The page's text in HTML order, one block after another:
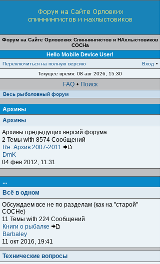
Форум на Сайте Орловских Спиннингистов и НАхлыстовиков
СОСНа
Hello Mobile Device User!
Переключиться на полную версию Вход •
Текущее время: 08 авг 2026, 15:30
FAQ • Поиск
Весь рыболовный форум
Архивы
Архивы
Архивы предыдущих версий форума
2 Темы with 8574 Сообщений
Re: Архив 2007-2011
DmK
04 фев 2012, 11:31
...
Всё в одном
Обсуждаем все не по разделам (как на "старой"
СОСНе)
11 Темы with 224 Сообщений
Книги о рыбалке
Barbaley
11 окт 2016, 19:41
Технические вопросы